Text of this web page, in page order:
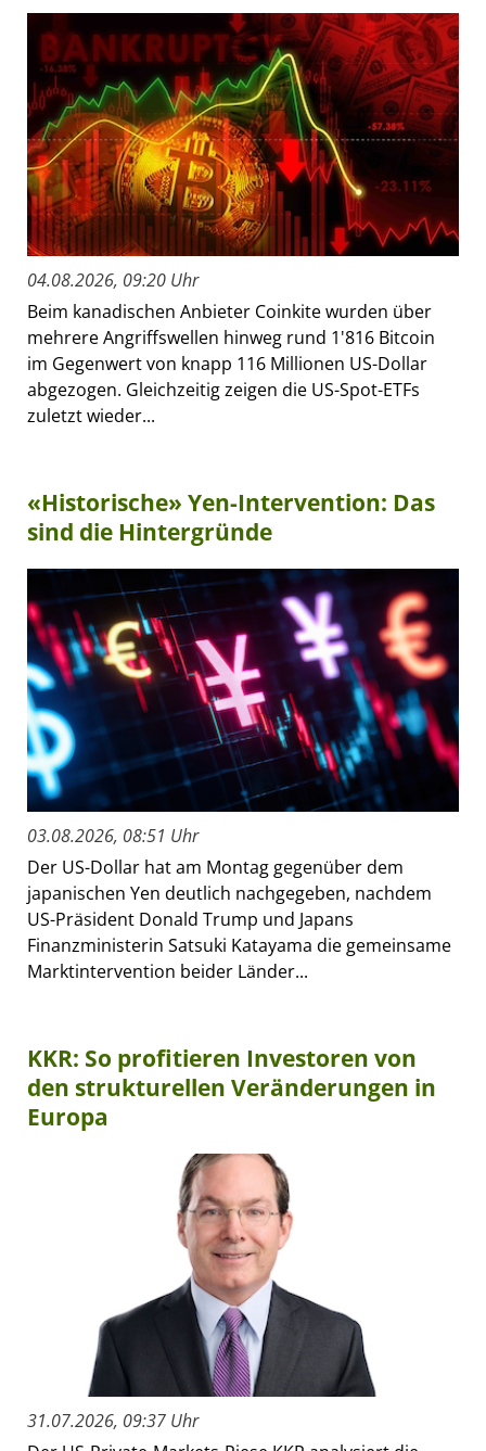
04.08.2026, 09:20 Uhr
Beim kanadischen Anbieter Coinkite wurden über
mehrere Angriffswellen hinweg rund 1'816 Bitcoin
im Gegenwert von knapp 116 Millionen US-Dollar
abgezogen. Gleichzeitig zeigen die US-Spot-ETFs
zuletzt wieder...
«Historische» Yen-Intervention: Das
sind die Hintergründe
03.08.2026, 08:51 Uhr
Der US-Dollar hat am Montag gegenüber dem
japanischen Yen deutlich nachgegeben, nachdem
US-Präsident Donald Trump und Japans
Finanzministerin Satsuki Katayama die gemeinsame
Marktintervention beider Länder...
KKR: So profitieren Investoren von
den strukturellen Veränderungen in
Europa
31.07.2026, 09:37 Uhr